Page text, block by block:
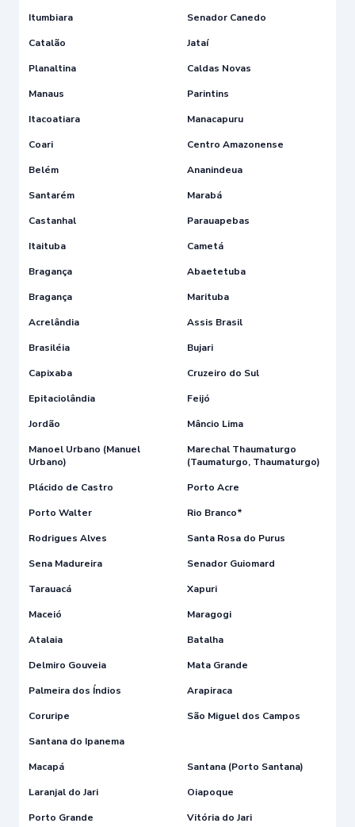
Itumbiara
Senador Canedo
Catalão
Jataí
Planaltina
Caldas Novas
Manaus
Parintins
Itacoatiara
Manacapuru
Coari
Centro Amazonense
Belém
Ananindeua
Santarém
Marabá
Castanhal
Parauapebas
Itaituba
Cametá
Bragança
Abaetetuba
Bragança
Marituba
Acrelândia
Assis Brasil
Brasiléia
Bujari
Capixaba
Cruzeiro do Sul
Epitaciolândia
Feijó
Jordão
Mâncio Lima
Manoel Urbano (Manuel
Urbano)
Marechal Thaumaturgo
(Taumaturgo, Thaumaturgo)
Plácido de Castro
Porto Acre
Porto Walter
Rio Branco*
Rodrigues Alves
Santa Rosa do Purus
Sena Madureira
Senador Guiomard
Tarauacá
Xapuri
Maceió
Maragogi
Atalaia
Batalha
Delmiro Gouveia
Mata Grande
Palmeira dos Índios
Arapiraca
Coruripe
São Miguel dos Campos
Santana do Ipanema
Macapá
Santana (Porto Santana)
Laranjal do Jari
Oiapoque
Porto Grande
Vitória do Jari